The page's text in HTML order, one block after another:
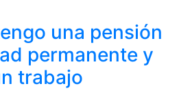
una pensión
permanente y
trabajo